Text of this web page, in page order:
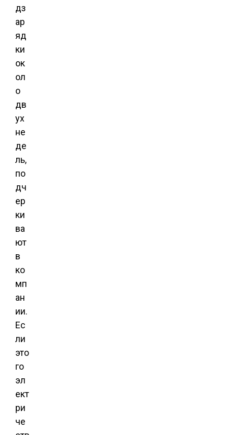
дз
ар
яд
ки
ок
ол
о
дв
ух
не
де
ль,
по
дч
ер
ки
ва
ют
в
ко
мп
ан
ии.
Ес
ли
это
го
эл
ект
ри
че